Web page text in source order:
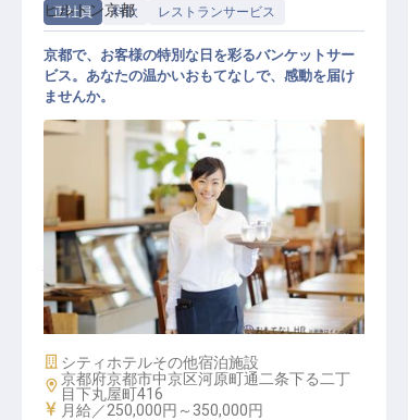
正社員 料飲 レストランサービス
バンケットサービス【シフトリーダ
ー職、スーパーバイザー職】
ヒルトン京都
京都で、お客様の特別な日を彩るバンケットサー
ビス。あなたの温かいおもてなしで、感動を届け
ませんか。
施設業態
シティホテルその他宿泊施設
勤務地
京都府京都市中京区河原町通二条下る二丁
目下丸屋町416
給与
月給／250,000円～ 350,000円